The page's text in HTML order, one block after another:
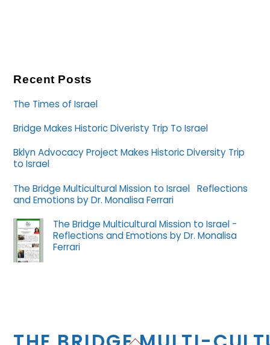
Recent Posts
The Times of Israel
Bridge Makes Historic Diveristy Trip To Israel
Bklyn Advocacy Project Makes Historic Diversity Trip
to Israel
The Bridge Multicultural Mission to Israel Reflections
and Emotions by Dr. Monalisa Ferrari
The Bridge Multicultural Mission to Israel -
Reflections and Emotions by Dr. Monalisa
Ferrari
Back